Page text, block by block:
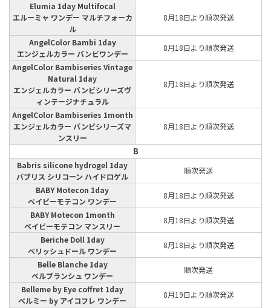
Elumia 1day Multifocal
エルーミャ ワンデー マルチフォーカ
ル
8月18日より順次発送
AngelColor Bambi 1day
エンジェルカラー バンビワンデー
8月18日より順次発送
AngelColor Bambiseries Vintage
Natural 1day
エンジェルカラー バンビシリーズヴ
ィンテージナチュラル
8月18日より順次発送
AngelColor Bambiseries 1month
エンジェルカラー バンビシリーズマ
ンスリー
8月18日より順次発送
B
Babris silicone hydrogel 1day
バブリス シリコーン ハイドロゲル
順次発送
BABY Motecon 1day
ベイビーモテコン ワンデー
8月18日より順次発送
BABY Motecon 1month
ベイビーモテコン マンスリー
8月18日より順次発送
Beriche Doll 1day
ベリッシュドール ワンデー
8月18日より順次発送
Belle Blanche 1day
ベルブランシュ ワンデー
順次発送
Belleme by Eye coffret 1day
ベルミー by アイコフレ ワンデー
8月19日より順次発送